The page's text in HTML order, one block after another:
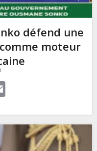
défend une
moteur